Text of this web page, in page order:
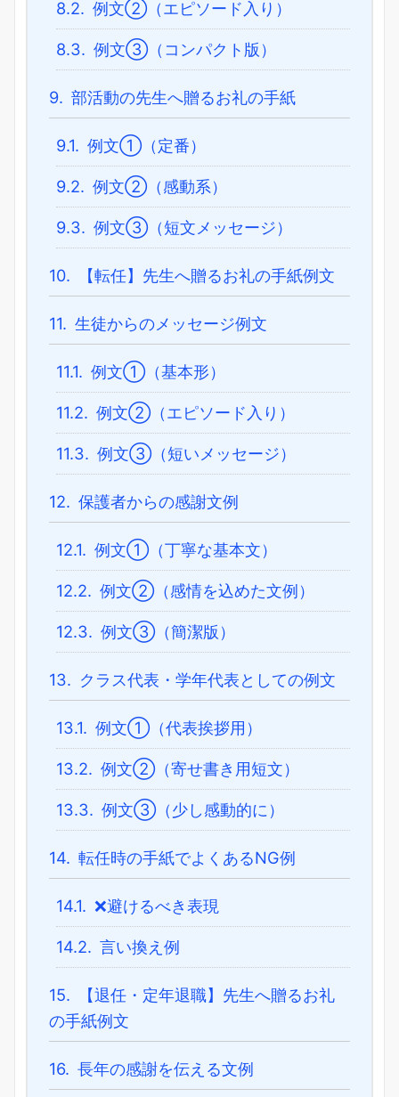
8.2. 例文②（エピソード入り）
8.3. 例文③（コンパクト版）
9. 部活動の先生へ贈るお礼の手紙
9.1. 例文①（定番）
9.2. 例文②（感動系）
9.3. 例文③（短文メッセージ）
10. 【転任】先生へ贈るお礼の手紙例文
11. 生徒からのメッセージ例文
11.1. 例文①（基本形）
11.2. 例文②（エピソード入り）
11.3. 例文③（短いメッセージ）
12. 保護者からの感謝文例
12.1. 例文①（丁寧な基本文）
12.2. 例文②（感情を込めた文例）
12.3. 例文③（簡潔版）
13. クラス代表・学年代表としての例文
13.1. 例文①（代表挨拶用）
13.2. 例文②（寄せ書き用短文）
13.3. 例文③（少し感動的に）
14. 転任時の手紙でよくあるNG例
14.1. ❌避けるべき表現
14.2. 言い換え例
15.
【退任・定年退職】先生へ贈るお礼
の手紙例文
16. 長年の感謝を伝える文例